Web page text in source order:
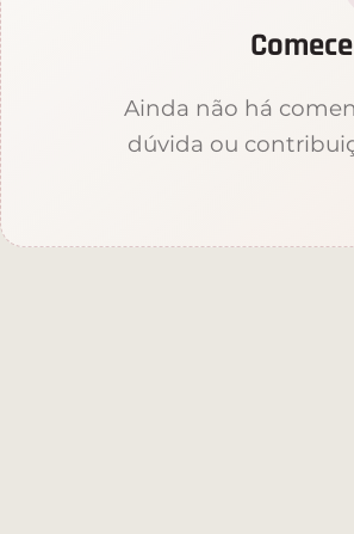
Ainda não há
dúvida ou